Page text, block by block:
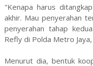
"Kenapa harus
akhir. Mau penyerahan
penyerahan tahap
Refly di Polda Metro
Menurut dia, bentuk